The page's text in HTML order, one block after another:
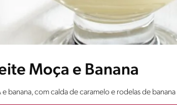
Moça e Banana
banana, com calda de caramelo e rodelas de banana